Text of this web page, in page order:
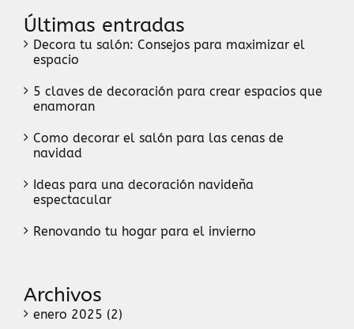
Últimas entradas
Decora tu salón: Consejos para maximizar el
espacio
5 claves de decoración para crear espacios que
enamoran
Como decorar el salón para las cenas de
navidad
Ideas para una decoración navideña
espectacular
Renovando tu hogar para el invierno
Archivos
enero 2025 (2)